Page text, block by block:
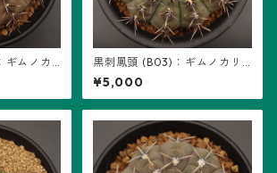
ギムノカ
味斑
黒刺鳳頭 (B03)：ギムノカリ
キウム属 ※実生
¥5,000